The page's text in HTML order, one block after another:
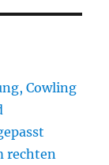
Cowling
rechten